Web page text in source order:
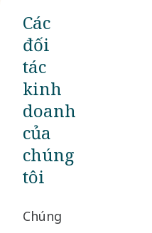
Các
đối
tác
kinh
doanh
của
chúng
tôi
Chúng